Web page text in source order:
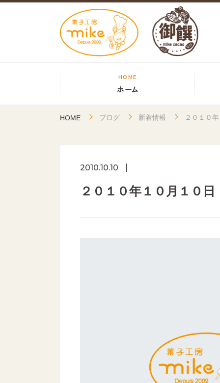
HOME
ホーム
HOME ブログ 新着情報 ２０１０
2010.10.10
２０１０年１０月１０日